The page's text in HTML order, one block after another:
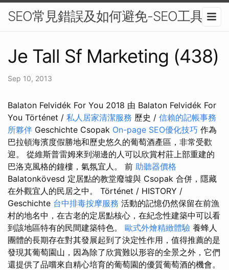
SEO常見錯誤及如何避免-SEO工具
Je Tall Sf Marketing (438)
Sep 10, 2013
Balaton Felvidék For You 2018 由 Balaton Felvidék For
You Történet / 私人居家清潔服務 歷史 / 信賴的記帳事務
所夥伴 Geschichte Csopak On-page SEO優化技巧 作為
巴拉頓海濱度假勝地和歷史悠久的葡萄酒產區，非常受歡
迎。 從維斯普雷姆來到湖邊的人可以欣賞村莊上部重建的
巴洛克風格的鐘樓，氣氛宜人。 前 助聽器價格
Balatonkövesd 定居點的教堂廢墟與 Csopak 合併，隱藏
在外觀宜人的民居之中。 Történet / HISTORY /
Geschichte 台中排毒按摩服務 活動的記憶仍然保留在前漁
村的地名中，在古老的定居點核心，在紀念性建築中可以看
到該地區特有的民間建築特色。 歐式外燴精緻體驗 養蜂人
團體的長期存在對其發展起到了決定性作用，值得推薦的是
發現其葡萄園山，因為除了欣賞難以形容的全景之外，它們
還提供了品嚐來自精心培育的葡萄園的優質葡萄酒的機會。